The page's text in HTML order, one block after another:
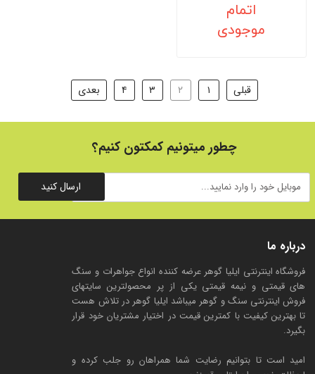
اتمام
موجودی
قبلی ۱ ۲ ۳ ۴ بعدی
درباره ما
فروشگاه اینترنتی ایلیا گوهر عرضه کننده انواع جواهرات و سنگ
های قیمتی و نیمه قیمتی یکی از پر محصولترین سایتهای
فروش اینترنتی سنگ و گوهر میباشد ایلیا گوهر در تلاش هست
تا بهترین کیفیت با کمترین قیمت در اختیار مشتریان خود قرار
بگیرد.
امید است تا بتوانیم رضایت شما همراهان رو جلب کرده و
چطور میتونیم کمکتون کنیم؟
ارسال کنید